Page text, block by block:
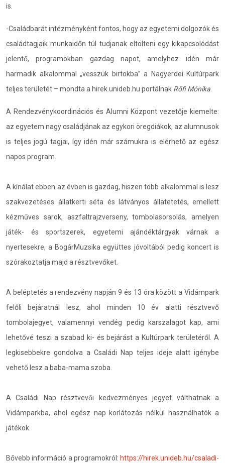
is.
-Családbarát intézményként fontos, hogy az egyetemi dolgozók és
családtagjaik munkaidőn túl tudjanak eltölteni egy kikapcsolódást
jelentő, programokban gazdag napot, amelyhez idén már
harmadik alkalommal „vesszük birtokba” a Nagyerdei Kultúrpark
teljes területét – mondta a hirek.unideb.hu portálnak Rőfi Mónika
A Rendezvénykoordinációs és Alumni Központ vezetője kiemelte:
az egyetem nagy családjának az egykori öregdiákok, az alumnusok
is teljes jogú tagjai, így idén már számukra is elérhető az egész
napos program.
A kínálat ebben az évben is gazdag, hiszen több alkalommal is lesz
szakvezetéses állatkerti séta és látványos állatetetés, emellett
kézműves sarok, aszfaltrajzverseny, tombolasorsolás, amelyen
játék- és sportszerek, egyetemi ajándéktárgyak várnak a
nyertesekre, a BogárMuzsika együttes jóvoltából pedig koncert is
szórakoztatja majd a résztvevőket.
A beléptetés a rendezvény napján 9 és 13 óra között a Vidámpark
felőli bejáratnál lesz, ahol minden 10 év alatti résztvevő
tombolajegyet, valamennyi vendég pedig karszalagot kap, ami
lehetővé teszi a szabad ki- és bejárást a Kultúrpark területéről. A
legkisebbekre gondolva a Családi Nap teljes ideje alatt igénybe
vehető lesz a baba-mama szoba.
A Családi Nap résztvevői kedvezményes jegyet válthatnak a
Vidámparkba, ahol egész nap korlátozás nélkül használhatók a
játékok.
Bővebb információ a programokról: https://hirek.unideb.hu/csaladi-